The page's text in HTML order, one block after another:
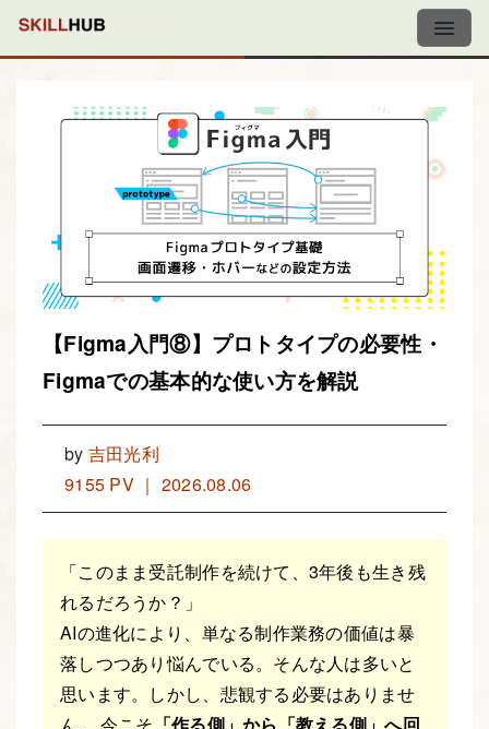
【Figma入門⑧】プロトタイプの必要性・
Figmaでの基本的な使い方を解説
by 吉田光利
9155 PV ｜ 2026.08.06
「このまま受託制作を続けて、3年後も生き残
れるだろうか？」
AIの進化により、単なる制作業務の価値は暴
落しつつあり悩んでいる。そんな人は多いと
思います。しかし、悲観する必要はありませ
ん。 今こそ 「作る側」から「教える側」へ回
AL STO